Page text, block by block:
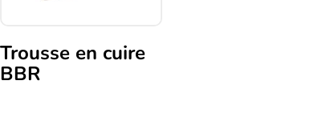
la
page
Trousse en cuire
BBR